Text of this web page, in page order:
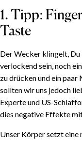
1. Tipp:
Taste
Der Wecker klingelt, Du
verlockend sein, noch
zu drücken und ein
sollten wir uns jedoch
Experte und US-
dies negative Effekte
Unser Körper setzt eine